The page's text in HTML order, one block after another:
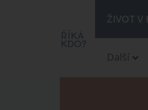
ŽIVOT V
Další